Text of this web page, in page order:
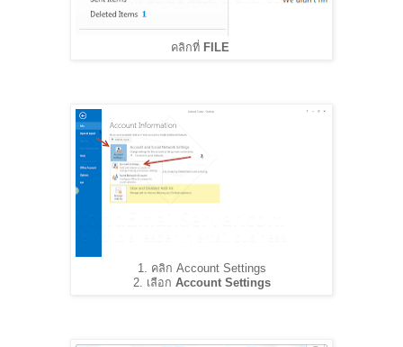
คลิกที่ FILE
1. คลิก Account Settings
2. เลือก Account Settings